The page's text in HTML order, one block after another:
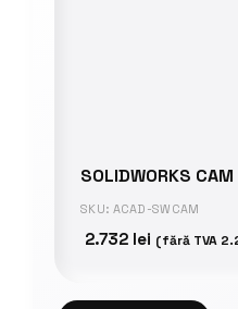
SOLIDWORKS
SKU: ACAD-SWCAM
2.732 lei (fără TVA